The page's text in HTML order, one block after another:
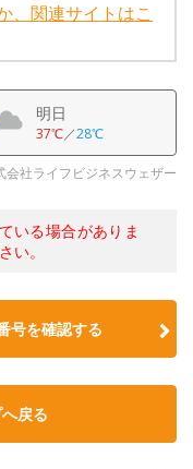
、関連サイトはこ
明日
37℃／28℃
会社ライフビジネスウェザー
いる場合がありま
い。
号を確認する
戻る